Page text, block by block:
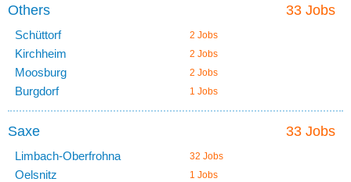
33 Jobs
Others
Schüttorf 2 Jobs
Kirchheim 2 Jobs
Moosburg 2 Jobs
Burgdorf 1 Jobs
33 Jobs
Saxe
Limbach-Oberfrohna 32 Jobs
Oelsnitz 1 Jobs